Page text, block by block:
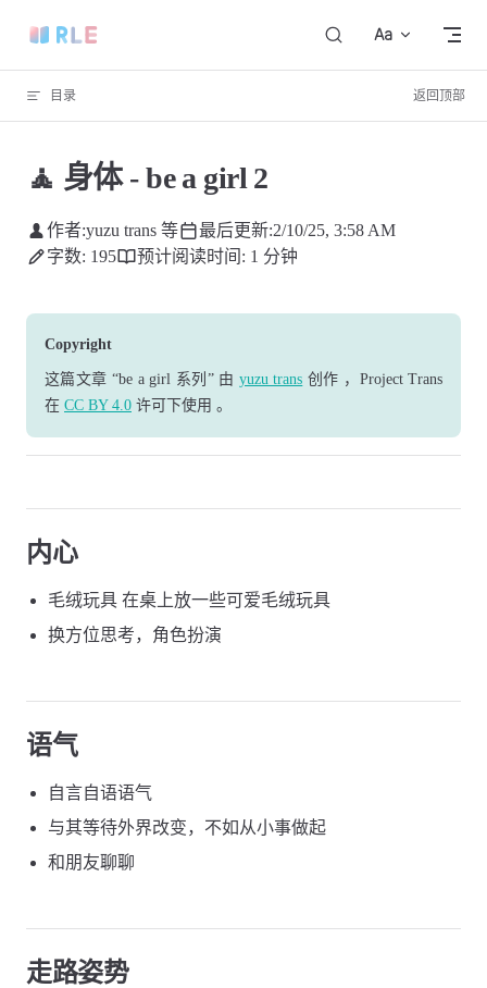
Skip to content
目录 返回顶部
🧘 身体 - be a girl 2
作者:yuzu trans 等 最后更新:2/10/25, 3:58 AM
字数: 195
预计阅读时间: 1 分钟
Copyright
这篇文章“be a girl 系列”由 yuzu trans 创作 ，Project Trans
在 CC BY 4.0 许可下使用 。
内心
毛绒玩具 在桌上放一些可爱毛绒玩具
换方位思考，角色扮演
语气
自言自语语气
与其等待外界改变，不如从小事做起
和朋友聊聊
走路姿势